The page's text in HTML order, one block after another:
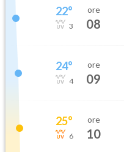
22°
3
ore
08
24°
4
ore
09
25°
6
ore
10